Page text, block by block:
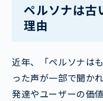
ペルソナは古
理由
近年、「ペルソナは
った声が一部で聞か
発達やユーザーの価